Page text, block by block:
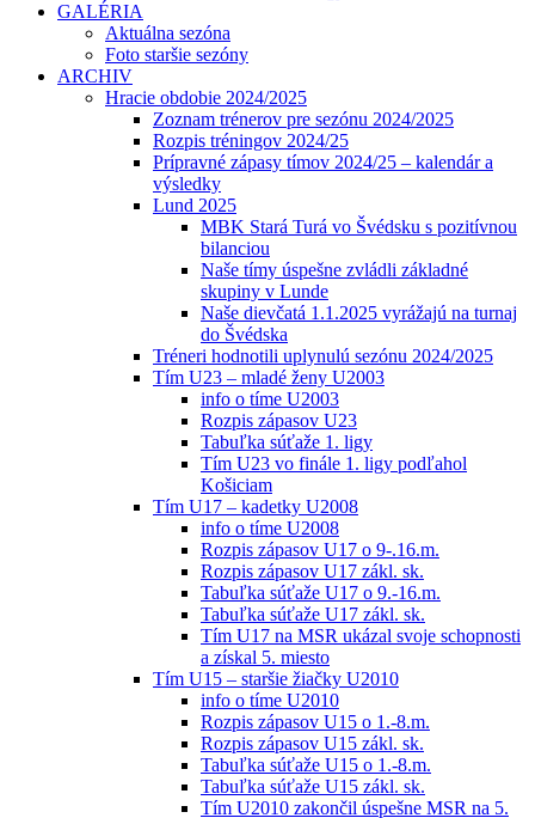
GALÉRIA
Aktuálna sezóna
Foto staršie sezóny
ARCHIV
Hracie obdobie 2024/2025
Zoznam trénerov pre sezónu 2024/2025
Rozpis tréningov 2024/25
Prípravné zápasy tímov 2024/25 – kalendár a
výsledky
Lund 2025
MBK Stará Turá vo Švédsku s pozitívnou
bilanciou
Naše tímy úspešne zvládli základné
skupiny v Lunde
Naše dievčatá 1.1.2025 vyrážajú na turnaj
do Švédska
Tréneri hodnotili uplynulú sezónu 2024/2025
Tím U23 – mladé ženy U2003
info o tíme U2003
Rozpis zápasov U23
Tabuľka súťaže 1. ligy
Tím U23 vo finále 1. ligy podľahol
Košiciam
Tím U17 – kadetky U2008
info o tíme U2008
Rozpis zápasov U17 o 9-.16.m.
Rozpis zápasov U17 zákl. sk.
Tabuľka súťaže U17 o 9.-16.m.
Tabuľka súťaže U17 zákl. sk.
Tím U17 na MSR ukázal svoje schopnosti
a získal 5. miesto
Tím U15 – staršie žiačky U2010
info o tíme U2010
Rozpis zápasov U15 o 1.-8.m.
Rozpis zápasov U15 zákl. sk.
Tabuľka súťaže U15 o 1.-8.m.
Tabuľka súťaže U15 zákl. sk.
Tím U2010 zakončil úspešne MSR na 5.